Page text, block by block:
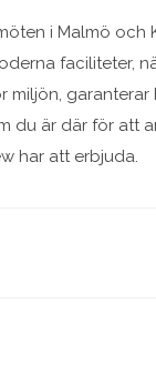
i Malmö och
faciliteter,
miljön,
du är där för att
har att erbjuda.